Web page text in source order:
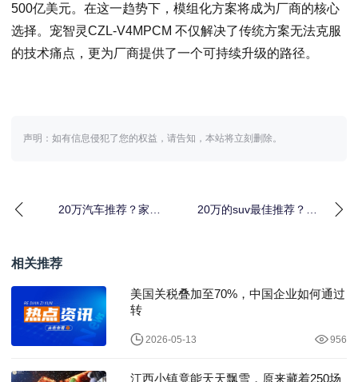
500亿美元。在这一趋势下，模组化方案将成为厂商的核心
选择。宠智灵CZL-V4MPCM 不仅解决了传统方案无法克服
的技术痛点，更为厂商提供了一个可持续升级的路径。
声明：如有信息侵犯了您的权益，请告知，本站将立刻删除。
20万汽车推荐？家用
20万的suv最佳推荐？城
相关推荐
美国关税叠加至70%，中国企业如何通过
转
2026-05-13 956
江西小镇竟能天天飘雪，原来藏着250场